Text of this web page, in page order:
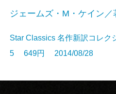
ジェームズ・M・ケイン
Star Classics 名作新訳コレ
5 649円 2014/08/28